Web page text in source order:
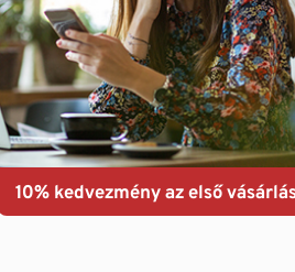
10% kedvezmény az első